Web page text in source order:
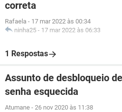
correta
Rafaela - 17 mar 2022 às 00:34
ninha25 - 17 mar 2022 às 06:33
1 Respostas
Assunto de desbloqueio
senha esquecida
Atumane - 26 nov 2020 às 11:38